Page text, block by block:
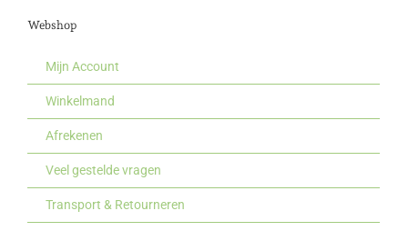
Webshop
Mijn Account
Winkelmand
Afrekenen
Veel gestelde vragen
Transport & Retourneren